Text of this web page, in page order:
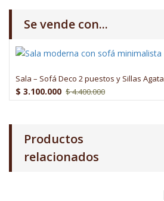
Se vende con...
Sala – Sofá Deco 2 puestos y Sillas Agata
$4.400.000
$ 3.100.000
Productos
relacionados